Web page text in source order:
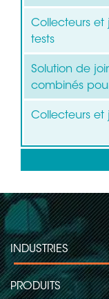
Collecteurs et
tests
Solution de
combinés
Collecteurs et
INDUSTRIES
PRODUITS